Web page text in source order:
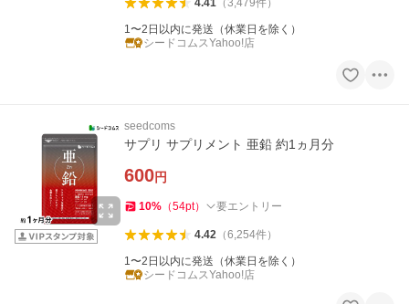
4.41（3,479件）
1〜2日以内に発送（休業日を除く）
シードコムスYahoo!店
seedcoms
サプリ サプリメント 亜鉛 約1ヵ月分
600円
10% （54pt） 要エントリー
4.42（6,254件）
1〜2日以内に発送（休業日を除く）
シードコムスYahoo!店